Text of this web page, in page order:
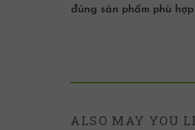
đúng sản phẩm phù
ALSO MAY YOU